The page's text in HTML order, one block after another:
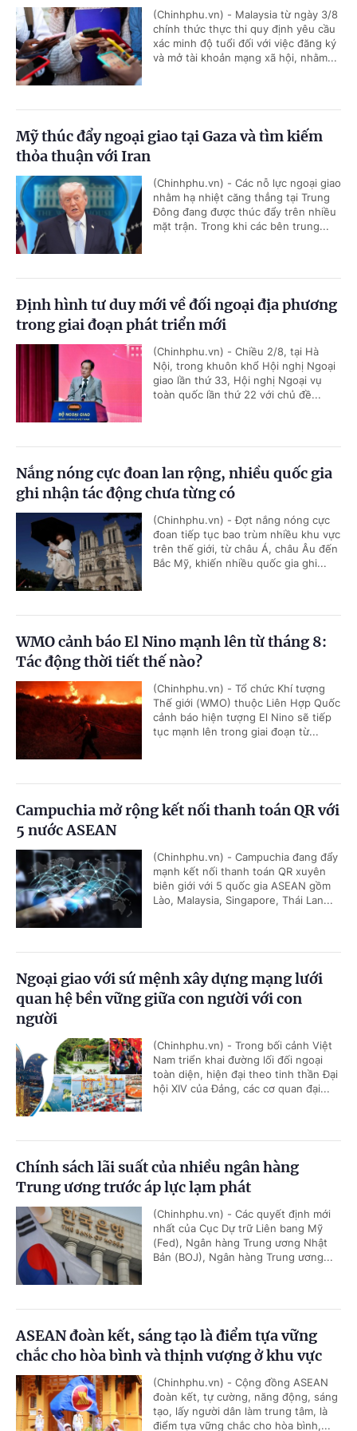
(Chinhphu.vn) - Malaysia từ ngày 3/8
chính thức thực thi quy định yêu cầu
xác minh độ tuổi đối với việc đăng ký
và mở tài khoản mạng xã hội, nhằm...
Mỹ thúc đẩy ngoại giao tại Gaza và tìm kiếm
thỏa thuận với Iran
(Chinhphu.vn) - Các nỗ lực ngoại giao
nhằm hạ nhiệt căng thẳng tại Trung
Đông đang được thúc đẩy trên nhiều
mặt trận. Trong khi các bên trung...
Định hình tư duy mới về đối ngoại địa phương
trong giai đoạn phát triển mới
(Chinhphu.vn) - Chiều 2/8, tại Hà
Nội, trong khuôn khổ Hội nghị Ngoại
giao lần thứ 33, Hội nghị Ngoại vụ
toàn quốc lần thứ 22 với chủ đề...
Nắng nóng cực đoan lan rộng, nhiều quốc gia
ghi nhận tác động chưa từng có
(Chinhphu.vn) - Đợt nắng nóng cực
đoan tiếp tục bao trùm nhiều khu vực
trên thế giới, từ châu Á, châu Âu đến
Bắc Mỹ, khiến nhiều quốc gia ghi...
WMO cảnh báo El Nino mạnh lên từ tháng 8:
Tác động thời tiết thế nào?
(Chinhphu.vn) - Tổ chức Khí tượng
Thế giới (WMO) thuộc Liên Hợp Quốc
cảnh báo hiện tượng El Nino sẽ tiếp
tục mạnh lên trong giai đoạn từ...
Campuchia mở rộng kết nối thanh toán QR với
5 nước ASEAN
(Chinhphu.vn) - Campuchia đang đẩy
mạnh kết nối thanh toán QR xuyên
biên giới với 5 quốc gia ASEAN gồm
Lào, Malaysia, Singapore, Thái Lan...
Ngoại giao với sứ mệnh xây dựng mạng lưới
quan hệ bền vững giữa con người với con
người
(Chinhphu.vn) - Trong bối cảnh Việt
Nam triển khai đường lối đối ngoại
toàn diện, hiện đại theo tinh thần Đại
hội XIV của Đảng, các cơ quan đại...
Chính sách lãi suất của nhiều ngân hàng
Trung ương trước áp lực lạm phát
(Chinhphu.vn) - Các quyết định mới
nhất của Cục Dự trữ Liên bang Mỹ
(Fed), Ngân hàng Trung ương Nhật
Bản (BOJ), Ngân hàng Trung ương...
ASEAN đoàn kết, sáng tạo là điểm tựa vững
chắc cho hòa bình và thịnh vượng ở khu vực
(Chinhphu.vn) - Cộng đồng ASEAN
đoàn kết, tự cường, năng động, sáng
tạo, lấy người dân làm trung tâm, là
điểm tựa vững chắc cho hòa bình,...